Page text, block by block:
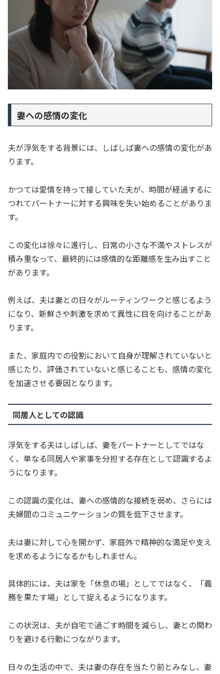
妻への感情の変化
夫が浮気をする背景には、しばしば妻への感情の変化があ
ります。
かつては愛情を持って接していた夫が、時間が経過するに
つれてパートナーに対する興味を失い始めることがありま
す。
この変化は徐々に進行し、日常の小さな不満やストレスが
積み重なって、最終的には感情的な距離感を生み出すこと
があります。
例えば、夫は妻との日々がルーティンワークと感じるよう
になり、新鮮さや刺激を求めて異性に目を向けることがあ
ります。
また、家庭内での役割において自身が理解されていないと
感じたり、評価されていないと感じることも、感情の変化
を加速させる要因となります。
同居人としての認識
浮気をする夫はしばしば、妻をパートナーとしてではな
く、単なる同居人や家事を分担する存在として認識するよ
うになります。
この認識の変化は、妻への感情的な接続を弱め、さらには
夫婦間のコミュニケーションの質を低下させます。
夫は妻に対して心を開かず、家庭外で精神的な満足や支え
を求めるようになるかもしれません。
具体的には、夫は家を「休息の場」としてではなく、「義
務を果たす場」として捉えるようになります。
この状況は、夫が自宅で過ごす時間を減らし、妻との関わ
りを避ける行動につながります。
日々の生活の中で、夫は妻の存在を当たり前とみなし、妻